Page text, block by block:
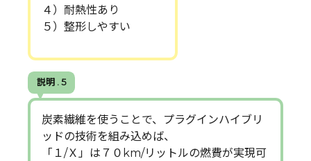
４）耐熱性あり
５）整形しやすい
説明 . 5
炭素繊維を使うことで、プラグインハイブリ
ッドの技術を組み込めば、
「１/Ｘ」は７０km/リットルの燃費が実現可